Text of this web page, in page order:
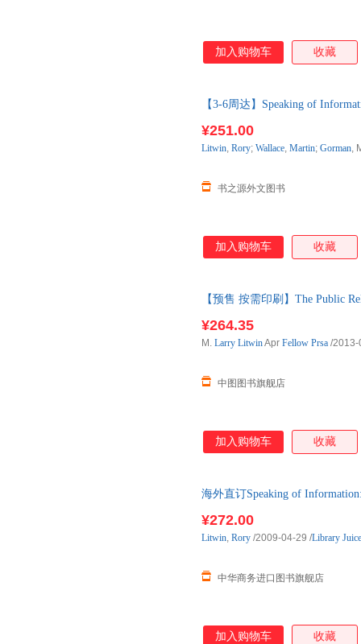
加入购物车 收藏
【3-6周达】Speaking of
¥251.00
书之源外文图书
Litwin, Rory; Wallace, Martin; Gorman,
加入购物车 收藏
【预售 按需印刷】The Public
¥264.35
中图图书旗舰店
M. Larry LitwinApr Fellow Prsa /2013-
加入购物车 收藏
海外直订Speaking of
¥272.00
中华商务进口图书旗舰店
Litwin, Rory /2009-04-29 /Library
加入购物车 收藏